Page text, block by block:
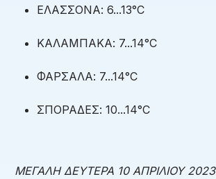
ΕΛΑΣΣΟΝΑ: 6...13°C
ΚΑΛΑΜΠΑΚΑ: 7...14°C
ΦΑΡΣΑΛΑ: 7...14°C
ΣΠΟΡΑΔΕΣ: 10...14°C
ΜΕΓΑΛΗ ΔΕΥΤΕΡΑ 10 ΑΠΡΙΛΙΟΥ 2023